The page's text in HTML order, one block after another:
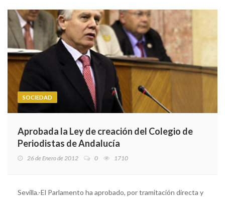
SOCIEDAD
Aprobada la Ley de creación del Colegio de
Periodistas de Andalucía
26 de Enero de 2012 0 1710
Sevilla.-El Parlamento ha aprobado, por tramitación directa y